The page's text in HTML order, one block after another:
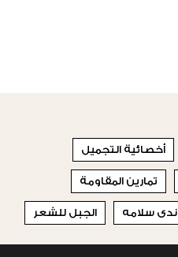
أخصائية التجميل
تمارين المقاومة
ندى سلامه الجبل للشعر